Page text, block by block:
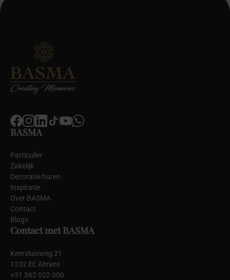
BASMA
Particulier
Zakelijk
Decoratie huren
Inspiratie
Over BASMA
Contact
Blogs
Contact met BASMA
Keersluisweg 21
1332 EE Almere
+31 362 022 006